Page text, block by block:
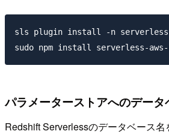
sls plugin install -n serverless-
パラメーターストアへのデー
Redshift Serverlessのデータベース